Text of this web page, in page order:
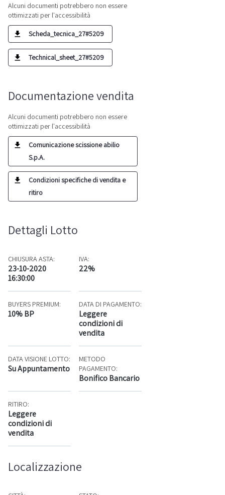
Alcuni documenti potrebbero non essere
ottimizzati per l'accessibilità
Scheda_tecnica_27#5209
Technical_sheet_27#5209
Documentazione vendita
Alcuni documenti potrebbero non essere
ottimizzati per l'accessibilità
Comunicazione scissione abilio
S.p.A.
Condizioni specifiche di vendita e
ritiro
Dettagli Lotto
CHIUSURA ASTA:
23-10-2020
16:30:00
IVA:
22%
BUYERS PREMIUM:
10% BP
DATA DI PAGAMENTO:
Leggere
condizioni di
vendita
DATA VISIONE LOTTO:
Su Appuntamento
METODO
PAGAMENTO:
Bonifico Bancario
RITIRO:
Leggere
condizioni di
vendita
Localizzazione